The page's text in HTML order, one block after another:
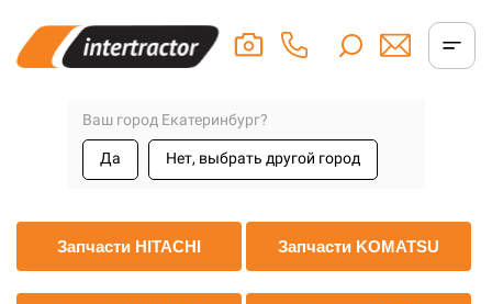
Ваш город Екатеринбург?
Да Нет, выбрать другой город
Запчасти HITACHI Запчасти KOMATSU